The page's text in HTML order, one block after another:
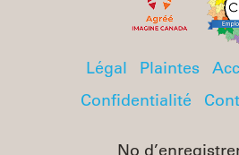
Légal Plaintes
Confidentialité
No